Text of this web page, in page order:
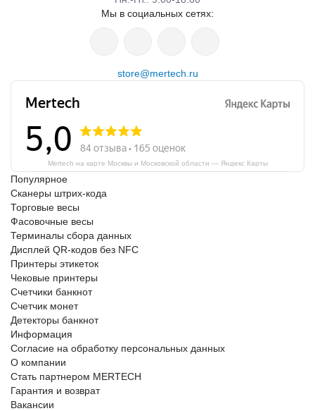
Мы в социальных сетях:
store@mertech.ru
Mertech на карте Москвы и Московской области — Яндекс Карты
Популярное
Сканеры штрих-кода
Торговые весы
Фасовочные весы
Терминалы сбора данных
Дисплей QR-кодов без NFC
Принтеры этикеток
Чековые принтеры
Счетчики банкнот
Счетчик монет
Детекторы банкнот
Информация
Согласие на обработку персональных данных
О компании
Стать партнером MERTECH
Гарантия и возврат
Вакансии